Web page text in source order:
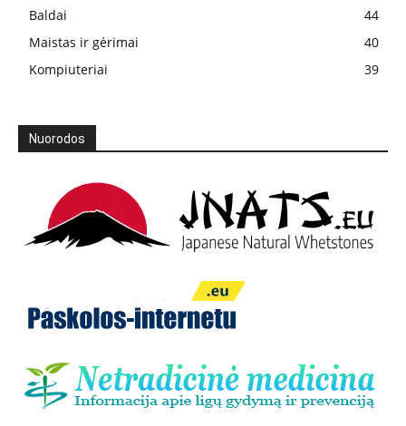
Baldai
44
Maistas ir gėrimai
40
Kompiuteriai
39
Nuorodos